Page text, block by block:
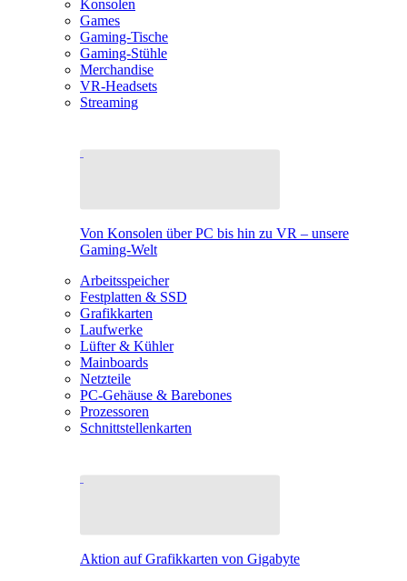
Konsolen
Games
Gaming-Tische
Gaming-Stühle
Merchandise
VR-Headsets
Streaming
Von Konsolen über PC bis hin zu VR – unsere
Gaming-Welt
Arbeitsspeicher
Festplatten & SSD
Grafikkarten
Laufwerke
Lüfter & Kühler
Mainboards
Netzteile
PC-Gehäuse & Barebones
Prozessoren
Schnittstellenkarten
Aktion auf Grafikkarten von Gigabyte